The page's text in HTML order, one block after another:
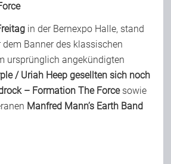
in der Bernexpo Halle, stand
Banner des klassischen
ursprünglich angekündigten
/ Uriah Heep gesellten sich noch
– FormationThe Forcesowie
Manfred Mann’s Earth Band